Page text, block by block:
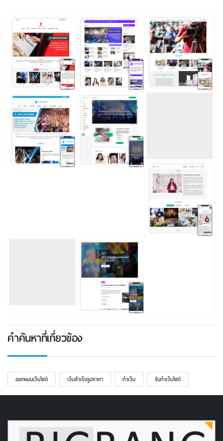
คำค้นหาที่เกี่ยวข้อง
ออกแบบเว็บไซต์ เว็บสําเร็จรูปราคา ทําเว็บ รับทําเว็บไซต์